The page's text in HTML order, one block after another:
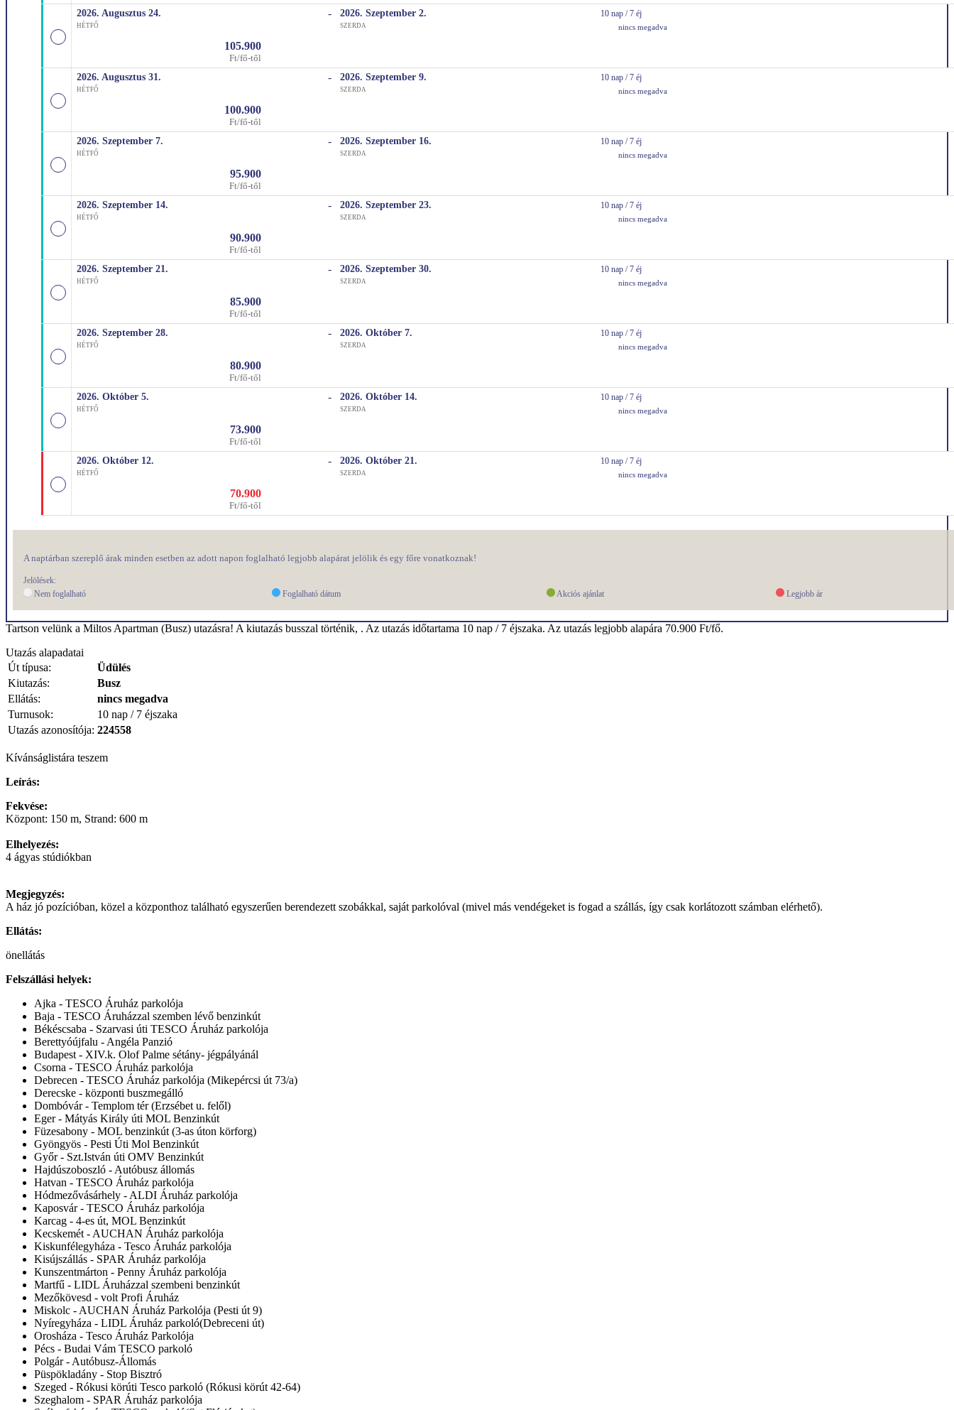
2026. Augusztus 24.
HÉTFŐ
- 2026. Szeptember 2.
SZERDA
10 nap / 7 éj
nincs megadva
105.900
Ft/fő-től
2026. Augusztus 31.
HÉTFŐ
- 2026. Szeptember 9.
SZERDA
10 nap / 7 éj
nincs megadva
100.900
Ft/fő-től
2026. Szeptember 7.
HÉTFŐ
- 2026. Szeptember 16.
SZERDA
10 nap / 7 éj
nincs megadva
95.900
Ft/fő-től
2026. Szeptember 14.
HÉTFŐ
- 2026. Szeptember 23.
SZERDA
10 nap / 7 éj
nincs megadva
90.900
Ft/fő-től
2026. Szeptember 21.
HÉTFŐ
- 2026. Szeptember 30.
SZERDA
10 nap / 7 éj
nincs megadva
85.900
Ft/fő-től
2026. Szeptember 28.
HÉTFŐ
- 2026. Október 7.
SZERDA
10 nap / 7 éj
nincs megadva
80.900
Ft/fő-től
2026. Október 5.
HÉTFŐ
- 2026. Október 14.
SZERDA
10 nap / 7 éj
nincs megadva
73.900
Ft/fő-től
2026. Október 12.
HÉTFŐ
- 2026. Október 21.
SZERDA
10 nap / 7 éj
nincs megadva
70.900
Ft/fő-től
A naptárban szereplő árak minden esetben az adott napon foglalható legjobb alapárat jelölik és egy főre vonatkoznak!
Jelölések:
Nem foglalható
Foglalható dátum Akciós ajánlat Legjobb ár
Tartson velünk a Miltos Apartman (Busz) utazásra! A kiutazás busszal történik, . Az utazás időtartama 10 nap / 7 éjszaka. Az utazás legjobb alapára 70.900 Ft/fő.
Utazás alapadatai
Út típusa:
Üdülés
Kiutazás:
Busz
Ellátás:
nincs megadva
Turnusok:
10 nap / 7 éjszaka
Utazás azonosítója: 224558
Kívánságlistára teszem
Leírás:
Fekvése:
Központ: 150 m, Strand: 600 m
Elhelyezés:
4 ágyas stúdiókban
Megjegyzés:
A ház jó pozícióban, közel a központhoz található egyszerűen berendezett szobákkal, saját parkolóval (mivel más vendégeket is fogad a szállás, így csak korlátozott számban elérhető).
Ellátás:
önellátás
Felszállási helyek:
Ajka - TESCO Áruház parkolója
Baja - TESCO Áruházzal szemben lévő benzinkút
Békéscsaba - Szarvasi úti TESCO Áruház parkolója
Berettyóújfalu - Angéla Panzió
Budapest - XIV.k. Olof Palme sétány- jégpályánál
Csorna - TESCO Áruház parkolója
Debrecen - TESCO Áruház parkolója (Mikepércsi út 73/a)
Derecske - központi buszmegálló
Dombóvár - Templom tér (Erzsébet u. felől)
Eger - Mátyás Király úti MOL Benzinkút
Füzesabony - MOL benzinkút (3-as úton körforg)
Gyöngyös - Pesti Úti Mol Benzinkút
Győr - Szt.István úti OMV Benzinkút
Hajdúszoboszló - Autóbusz állomás
Hatvan - TESCO Áruház parkolója
Hódmezővásárhely - ALDI Áruház parkolója
Kaposvár - TESCO Áruház parkolója
Karcag - 4-es út, MOL Benzinkút
Kecskemét - AUCHAN Áruház parkolója
Kiskunfélegyháza - Tesco Áruház parkolója
Kisújszállás - SPAR Áruház parkolója
Kunszentmárton - Penny Áruház parkolója
Martfű - LIDL Áruházzal szembeni benzinkút
Mezőkövesd - volt Profi Áruház
Miskolc - AUCHAN Áruház Parkolója (Pesti út 9)
Nyíregyháza - LIDL Áruház parkoló(Debreceni út)
Orosháza - Tesco Áruház Parkolója
Pécs - Budai Vám TESCO parkoló
Polgár - Autóbusz-Állomás
Püspökladány - Stop Bisztró
Szeged - Rókusi körúti Tesco parkoló (Rókusi körút 42-64)
Szeghalom - SPAR Áruház parkolója